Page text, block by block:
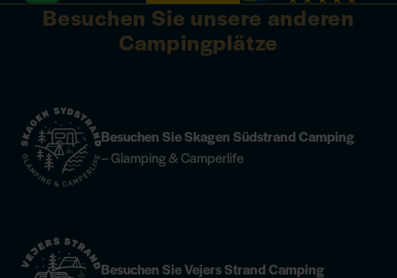
Besuchen Sie unsere anderen
Campingplätze
Besuchen Sie Skagen Südstrand Camping
– Glamping & Camperlife
Besuchen Sie Vejers Strand Camping